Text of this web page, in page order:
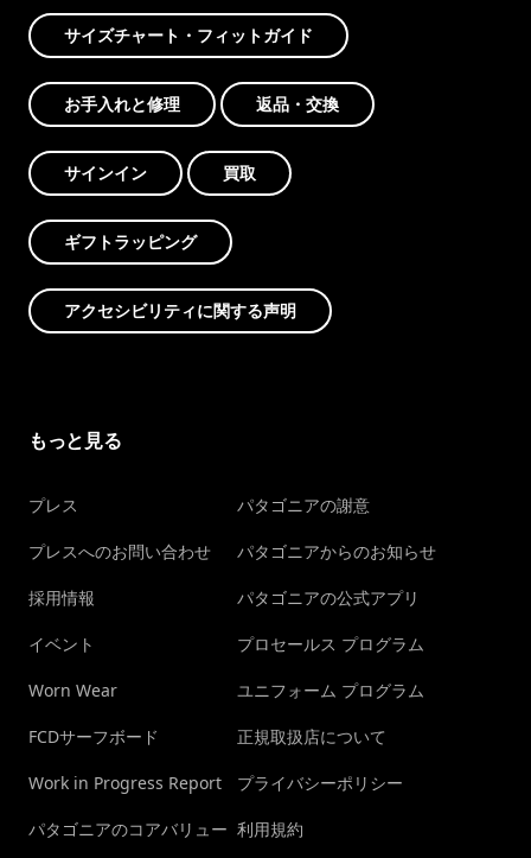
サイズチャート・フィットガイド
お手入れと修理 返品・交換
サインイン 買取
ギフトラッピング
アクセシビリティに関する声明
もっと見る
プレス
プレスへのお問い合わせ
採用情報
イベント
Worn Wear
FCDサーフボード
Work in Progress Report
パタゴニアのコアバリュー
パタゴニアの謝意
パタゴニアからのお知らせ
パタゴニアの公式アプリ
プロセールス プログラム
ユニフォーム プログラム
正規取扱店について
プライバシーポリシー
利用規約